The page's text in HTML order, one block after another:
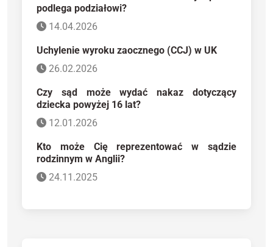
podlega podziałowi?
14.04.2026
Uchylenie wyroku zaocznego (CCJ) w UK
26.02.2026
Czy sąd może wydać nakaz dotyczący
dziecka powyżej 16 lat?
12.01.2026
Kto może Cię reprezentować w sądzie
rodzinnym w Anglii?
24.11.2025